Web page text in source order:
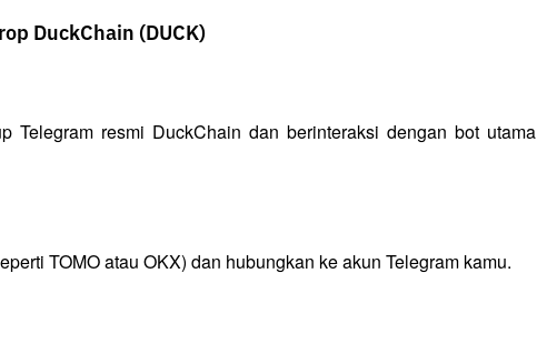
DuckChain (DUCK)
Telegram resmi DuckChain dan berinteraksi dengan bot utama
TOMO atau OKX) dan hubungkan ke akun Telegram kamu.